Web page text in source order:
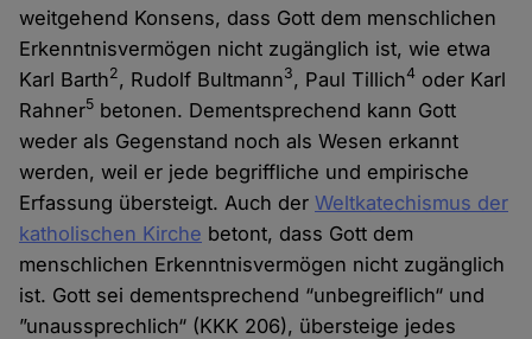
weitgehend Konsens, dass Gott dem menschlichen
Erkenntnisvermögen nicht zugänglich ist, wie etwa
Karl Barth2, Rudolf Bultmann3, Paul Tillich4 oder Karl
Rahner5 betonen. Dementsprechend kann Gott
weder als Gegenstand noch als Wesen erkannt
werden, weil er jede begriffliche und empirische
Erfassung übersteigt. Auch derWeltkatechismus der
katholischen Kirche betont, dass Gott dem
menschlichen Erkenntnisvermögen nicht zugänglich
ist. Gott sei dementsprechend “unbegreiflich“ und
”unaussprechlich“ (KKK 206), übersteige jedes